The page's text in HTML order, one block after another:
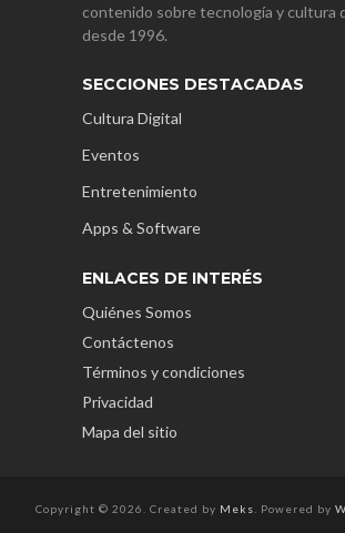
contenido sobre tecnología y cultura
desde 1996.
SECCIONES DESTACADAS
Cultura Digital
Eventos
Entretenimiento
Apps & Software
ENLACES DE INTERÉS
Quiénes Somos
Contáctenos
Términos y condiciones
Privacidad
Mapa del sitio
Copyright © 2026. Created by Meks . Powered by